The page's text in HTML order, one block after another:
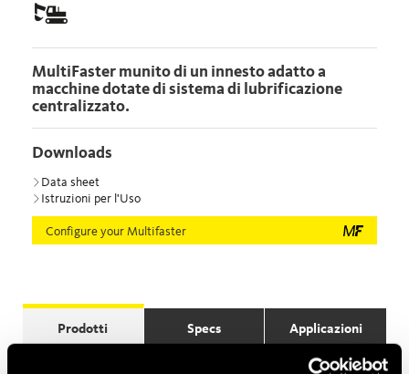
MultiFaster munito di un innesto adatto a
macchine dotate di sistema di lubrificazione
centralizzato.
Downloads
Data sheet
Istruzioni per l'Uso
Configure your Multifaster
Prodotti Specs Applicazioni